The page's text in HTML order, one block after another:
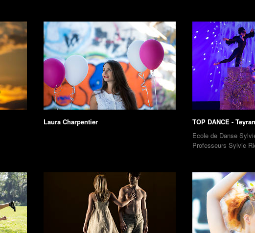
Laura Charpentier
TOP DANCE - Teyran
Ecole de Danse
Professeurs Sylvie